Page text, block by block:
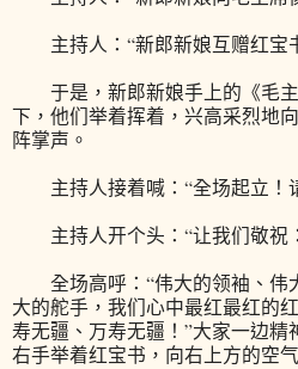
主持人：“新郎新娘互赠红宝
于是，新郎新娘手上的《毛主
下，他们举着挥着，兴高采烈地
阵掌声。
主持人接着喊：“全场起立！
主持人开个头：“让我们敬祝
全场高呼：“伟大的领袖、伟
大的舵手，我们心中最红最红的
寿无疆、万寿无疆！”大家一边
右手举着红宝书，向右上方的空